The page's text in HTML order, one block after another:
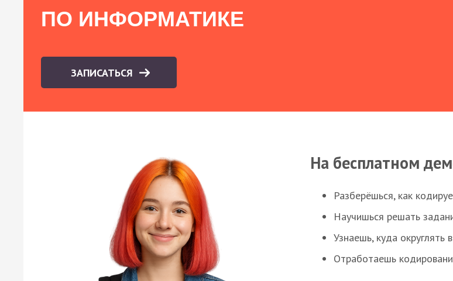
ПО ИНФОРМАТИКЕ
ЗАПИСАТЬСЯ
На бесплатном
Разберёшься, как
Научишься решать
Узнаешь, куда округлять
Отработаешь